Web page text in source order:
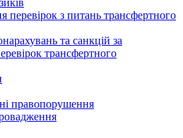
перевірок з питань трансфертного
та санкцій за
трансфертного
правопорушення